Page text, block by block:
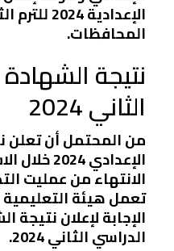
الإعدادية
المحافظات.
نتيجة الشهادة
الثاني 2024
من المحتمل أن تعلن
الإعدادي
الانتهاء من عمليت
تعمل هيئة
الإجابة لإعلان نتيجة
الدراسي الثاني 2024.